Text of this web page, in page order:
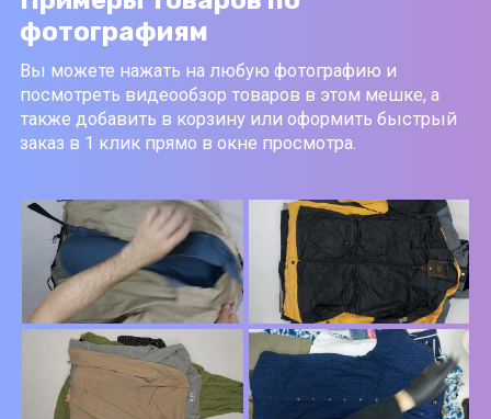
фотографиям
Вы можете нажать на любую фотографию и
посмотреть видеообзор товаров в этом мешке, а
также добавить в корзину или оформить быстрый
заказ в 1 клик прямо в окне просмотра.